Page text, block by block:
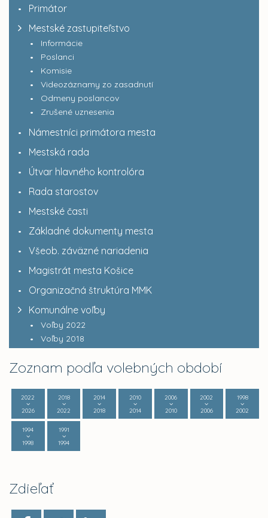
Primátor
Mestské zastupiteľstvo
Informácie
Poslanci
Komisie
Videozáznamy zo zasadnutí
Odmeny poslancov
Zrušené uznesenia
Námestníci primátora mesta
Mestská rada
Útvar hlavného kontrolóra
Rada starostov
Mestské časti
Základné dokumenty mesta
Všeob. záväzné nariadenia
Magistrát mesta Košice
Organizačná štruktúra MMK
Komunálne voľby
Voľby 2022
Voľby 2018
Zoznam podľa volebných období
2022
2026
2018
2022
2014
2018
2010
2014
2006
2010
2002
2006
1998
2002
1994
1998
1991
1994
Zdieľať